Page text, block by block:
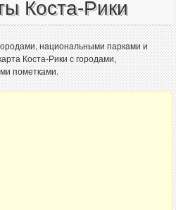
Коста-Рики
национальными парками и
Коста-Рики с городами,
пометками.